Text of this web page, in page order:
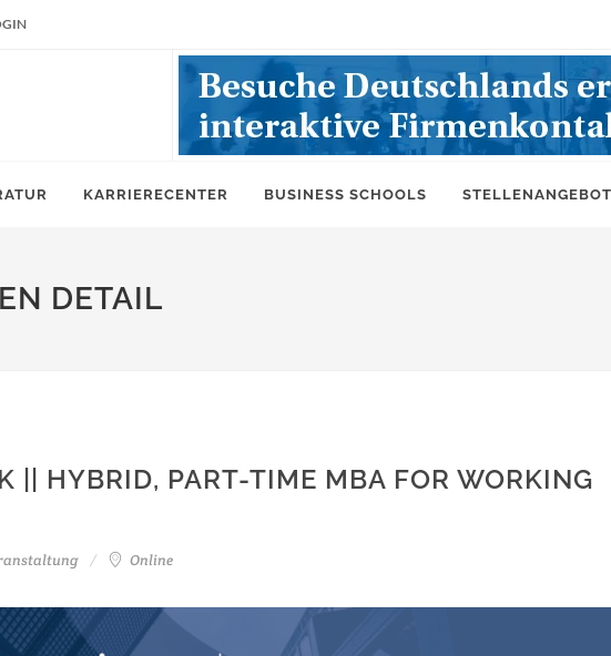
KARRIERECENTER BUSINESS SCHOOLS
DETAIL
|| HYBRID, PART-TIME MBA FOR WORKING
Online